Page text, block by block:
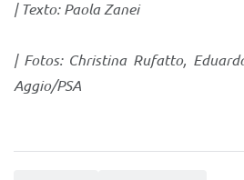
| Texto: Paola Zanei
| Fotos: Christina Rufatto,
Aggio/PSA